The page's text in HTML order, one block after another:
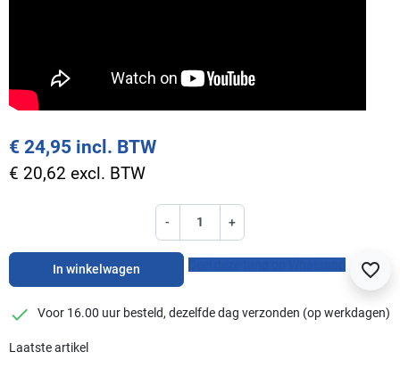
€ 24,95 incl. BTW
€ 20,62 excl. BTW
- +
In winkelwagen favorite_border
checkmark
Voor 16.00 uur besteld, dezelfde dag verzonden (op werkdagen)
Laatste artikel